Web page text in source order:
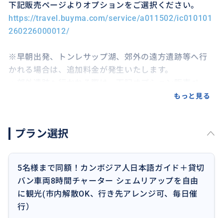
下記販売ページよりオプションをご選択ください。
https://travel.buyma.com/service/a011502/ic010101
260226000012/
※早朝出発、トンレサップ湖、郊外の遠方遺跡等へ行
かれる場合は、追加料金が発生いたします。
年末年始はピークシーズン料金が適用となります。
・GW
・お盆
・シルバーウィーク
もっと見る
プラン選択
5名様まで同額！カンボジア人日本語ガイド＋貸切
バン車両8時間チャーター シェムリアップを自由
に観光(市内解散OK、行き先アレンジ可、毎日催
行）